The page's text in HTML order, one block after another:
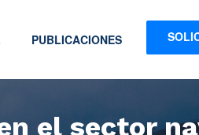
PUBLICACIONES
el sector